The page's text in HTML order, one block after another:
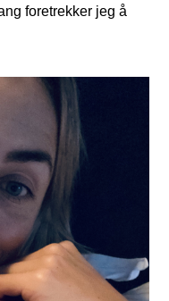
foretrekker jeg å